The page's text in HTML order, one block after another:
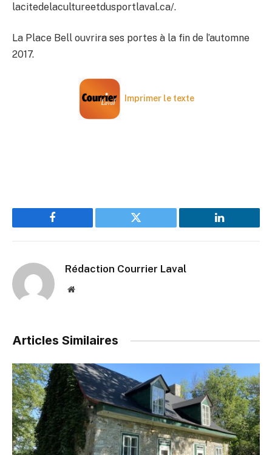
lacitedelacultureetdusportlaval.ca/.
La Place Bell ouvrira ses portes à la fin de l’automne
2017.
Imprimer le texte
Facebook Twitter LinkedIn
Rédaction Courrier Laval
Website
Articles Similaires